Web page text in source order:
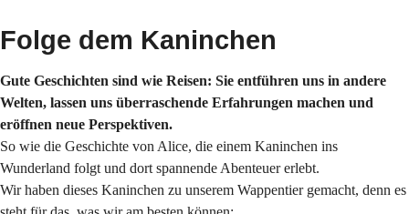
Folge dem Kaninchen
Gute Geschichten sind wie Reisen: Sie entführen uns in andere
Welten, lassen uns überraschende Erfahrungen machen und
eröffnen neue Perspektiven.
So wie die Geschichte von Alice, die einem Kaninchen ins
Wunderland folgt und dort spannende Abenteuer erlebt.
Wir haben dieses Kaninchen zu unserem Wappentier gemacht, denn es